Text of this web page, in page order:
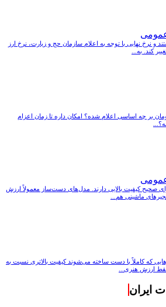
و نرخ نهایی با توجه به اعلام سازمان حج و زیارت، نرخ ارز
کند. به...
تا ۸۵ میلیون تومان بر چه اساسی اعلام شده؟ امکان داره تا زمان اعزام
صحیح کیفیت بالایی دارند. مدل‌های دست‌ساز معمولاً ارزش
ماشینی هم...
که کاملاً با دست ساخته می‌شوند کیفیت بالاتری نسبت به
ارزش هنری...
ایران